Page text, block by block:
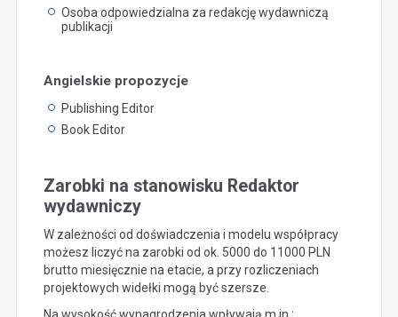
Osoba odpowiedzialna za redakcję wydawniczą
publikacji
Angielskie propozycje
Publishing Editor
Book Editor
Zarobki na stanowisku Redaktor
wydawniczy
W zależności od doświadczenia i modelu współpracy
możesz liczyć na zarobki od ok. 5000 do 11000 PLN
brutto miesięcznie na etacie, a przy rozliczeniach
projektowych widełki mogą być szersze.
Na wysokość wynagrodzenia wpływają m.in.: